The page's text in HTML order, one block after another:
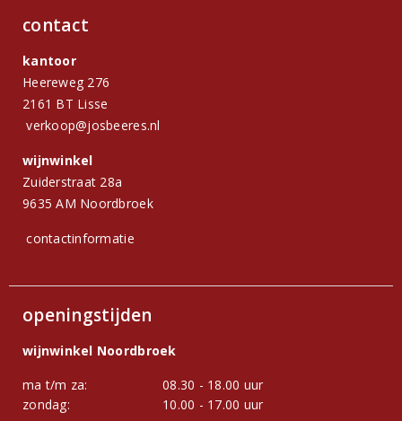
contact
kantoor
Heereweg 276
2161 BT Lisse
verkoop@josbeeres.nl
wijnwinkel
Zuiderstraat 28a
9635 AM Noordbroek
contactinformatie
openingstijden
wijnwinkel Noordbroek
ma t/m za:
08.30 - 18.00 uur
zondag:
10.00 - 17.00 uur